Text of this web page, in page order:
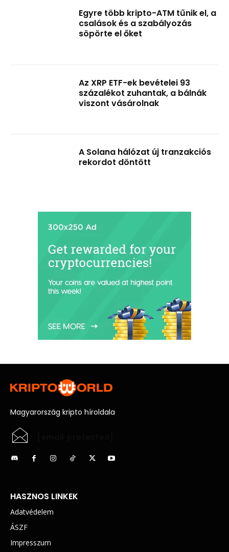
Egyre több kripto-ATM tűnik el, a
csalások és a szabályozás
söpörte el őket
Az XRP ETF-ek bevételei 93
százalékot zuhantak, a bálnák
viszont vásárolnak
A Solana hálózat új tranzakciós
rekordot döntött
Magyarország kripto híroldala
HASZNOS LINKEK
Adatvédelem
ÁSZF
Impresszum